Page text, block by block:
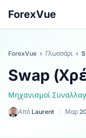
ForexVue
ForexVue › Γλωσσάρι ›
Swap
Μηχανισμοί
Από Laurent · Μαρ